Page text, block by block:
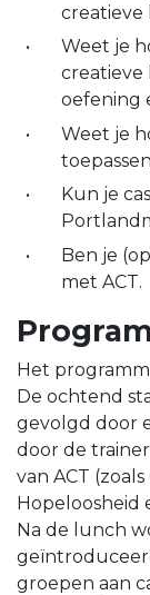
creatieve
Weet je
creatieve
oefening
Weet je
Kun je
Ben je
met ACT.
Het
De ochtend
gevolgd door
door de
van ACT
Hopeloosheid
Na de lunch
groepen aan